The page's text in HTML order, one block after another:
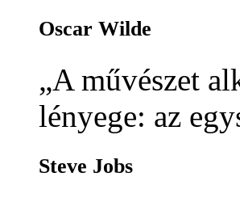
Oscar Wilde
„A művészet
lényege: az
Steve Jobs